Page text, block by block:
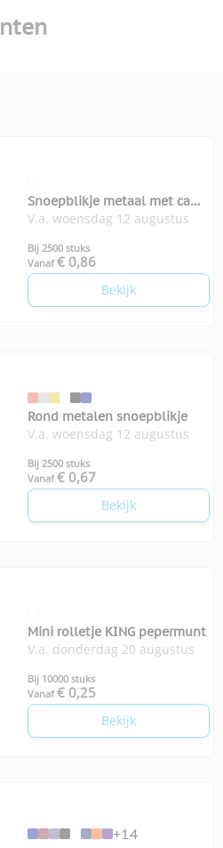
Snoepblikje metaal met ca
100 suikervrije mintjes
V.a. woensdag 12 augustus
Bij 2500 stuks
Vanaf € 0,86
Bekijk
Rond metalen snoepblikje
V.a. woensdag 12 augustus
Bij 2500 stuks
Vanaf € 0,67
Bekijk
Mini rolletje KING pepermunt
V.a. donderdag 20 augustus
Bij 10000 stuks
Vanaf € 0,25
Bekijk
+14